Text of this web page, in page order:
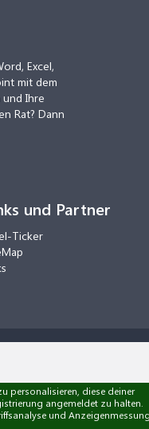
Excel,
mit dem
Ihre
Rat? Dann
und Partner
Ticker
personalisieren, diese deiner
angemeldet zu halten.
und